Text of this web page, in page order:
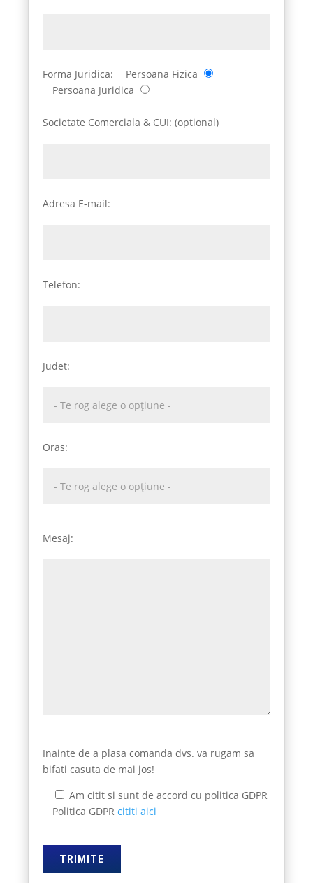
Forma Juridica:
Persoana Fizica
Persoana Juridica
Societate Comerciala & CUI: (optional)
Adresa E-mail:
Telefon:
Judet:
Oras:
Mesaj:
Inainte de a plasa comanda dvs. va rugam sa
bifati casuta de mai jos!
Am citit si sunt de accord cu politica GDPR
Politica GDPRcititi aici